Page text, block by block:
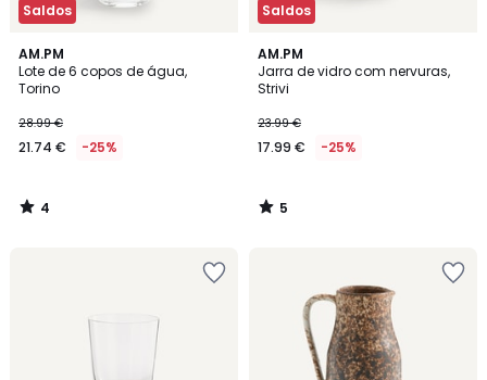
Saldos
AM.PM
Lote de 6 copos de água,
Torino
28.99 €
21.74 € -25%
4
/
5
4
/
Saldos
AM.PM
Jarra de vidro com nervuras,
Strivi
23.99 €
17.99 € -25%
5
/
5
5
/